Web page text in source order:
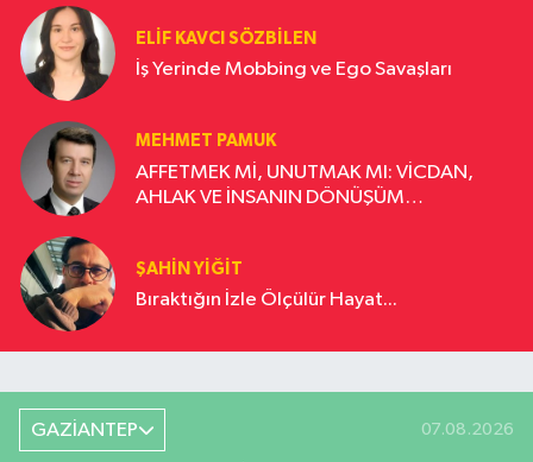
ELIF KAVCI SÖZBILEN
İş Yerinde Mobbing ve Ego Savaşları
MEHMET PAMUK
AFFETMEK Mİ, UNUTMAK MI: VİCDAN,
AHLAK VE İNSANIN DÖNÜŞÜM
ŞAHIN YIĞIT
Bıraktığın İzle Ölçülür Hayat...
GAZİANTEP 07.08.2026